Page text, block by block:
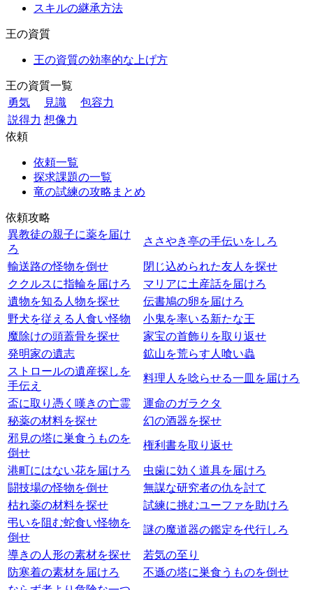
スキルの継承方法
王の資質
王の資質の効率的な上げ方
王の資質一覧
勇気
見識
包容力
説得力 想像力
依頼
依頼一覧
探求課題の一覧
竜の試練の攻略まとめ
依頼攻略
異教徒の親子に薬を届け
ろ
ささやき亭の手伝いをしろ
輸送路の怪物を倒せ
閉じ込められた友人を探せ
ククルスに指輪を届けろ
マリアに土産話を届けろ
遺物を知る人物を探せ
伝書鳩の卵を届けろ
野犬を従える人食い怪物
小鬼を率いる新たな王
魔除けの頭蓋骨を探せ
家宝の首飾りを取り返せ
発明家の遺志
鉱山を荒らす人喰い蟲
ストロールの遺産探しを
手伝え
料理人を唸らせる一皿を届けろ
盃に取り憑く嘆きの亡霊
運命のガラクタ
秘薬の材料を探せ
幻の酒器を探せ
邪見の塔に巣食うものを
倒せ
権利書を取り返せ
港町にはない花を届けろ
虫歯に効く道具を届けろ
闘技場の怪物を倒せ
無謀な研究者の仇を討て
枯れ薬の材料を探せ
試練に挑むユーファを助けろ
弔いを阻む蛇食い怪物を
倒せ
謎の魔道器の鑑定を代行しろ
導きの人形の素材を探せ
若気の至り
防寒着の素材を届けろ
不遜の塔に巣食うものを倒せ